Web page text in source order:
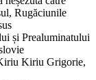
Rugăciunile
și Prealuminatului
Kiriu Grigorie,